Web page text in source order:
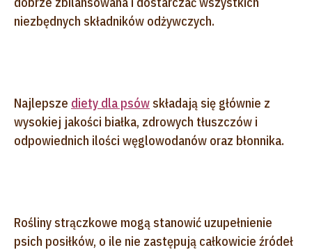
niezbędnych składników odżywczych.
Najlepsze diety dla psów składają się głównie z
wysokiej jakości białka, zdrowych tłuszczów i
odpowiednich ilości węglowodanów oraz błonnika.
Rośliny strączkowe mogą stanowić uzupełnienie
psich posiłków, o ile nie zastępują całkowicie źródeł